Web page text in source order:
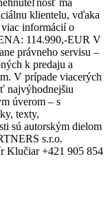
má
klientelu, vďaka
informácií o
114.990,-EUR V
právneho servisu –
k predaju a
V prípade viacerých
najvýhodnejšiu
úverom – s
texty,
sú autorským dielom
s.r.o.
+421 905 854